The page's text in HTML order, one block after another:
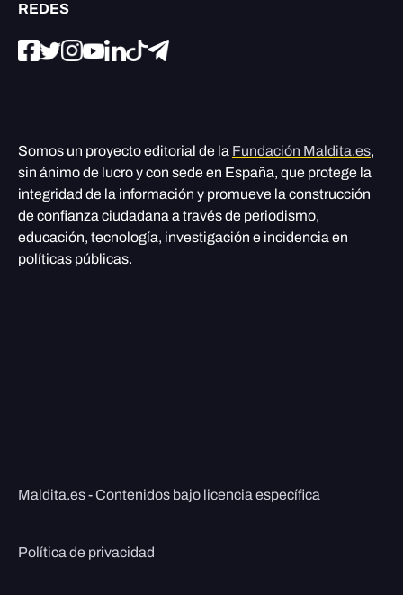
REDES
Somos un proyecto editorial de la Fundación Maldita.es,
sin ánimo de lucro y con sede en España, que protege la
integridad de la información y promueve la construcción
de confianza ciudadana a través de periodismo,
educación, tecnología, investigación e incidencia en
políticas públicas.
Maldita.es - Contenidos bajo licencia específica
Política de privacidad